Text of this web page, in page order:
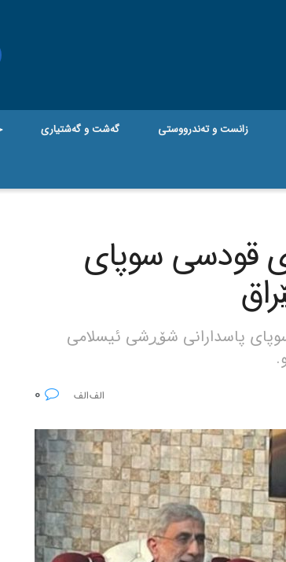
زانست و تەندرووستی گه‌شت و گه‌شتیاری
قودسی سوپای
پاسدارانی شۆڕشی ئیسلامی